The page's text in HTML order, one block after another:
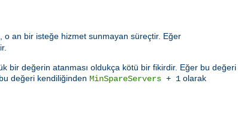
o an bir isteğe hizmet sunmayan süreçtir. Eğer
bir değerin atanması oldukça kötü bir fikirdir. Eğer bu değeri
değeri kendiliğinden MinSpareServers + 1 olarak